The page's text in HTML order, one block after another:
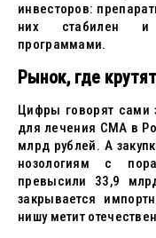
инвесторов:
них стабилен и
программами.
Рынок, где
Цифры говорят сами
для лечения СМА в
млрд рублей. А
нозологиям с
превысили 33,9
закрывается
нишу метит